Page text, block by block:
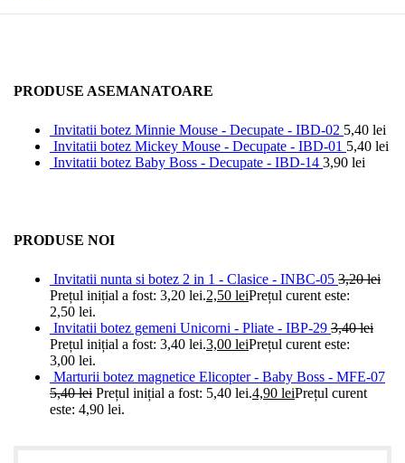
PRODUSE ASEMANATOARE
Invitatii botez Minnie Mouse - Decupate - IBD-02 5,40 lei
Invitatii botez Mickey Mouse - Decupate - IBD-01 5,40 lei
Invitatii botez Baby Boss - Decupate - IBD-14 3,90 lei
PRODUSE NOI
Invitatii nunta si botez 2 in 1 - Clasice - INBC-05 3,20lei
Prețul inițial a fost: 3,20 lei.2,50 leiPrețul curent este:
2,50 lei.
Invitatii botez gemeni Unicorni - Pliate - IBP-29 3,40lei
Prețul inițial a fost: 3,40 lei.3,00 leiPrețul curent este:
3,00 lei.
Marturii botez magnetice Elicopter - Baby Boss - MFE-07
5,40lei Prețul inițial a fost: 5,40 lei.4,90 leiPrețul curent
este: 4,90 lei.